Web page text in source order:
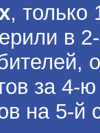
, только
в
за 4-
на 5-й